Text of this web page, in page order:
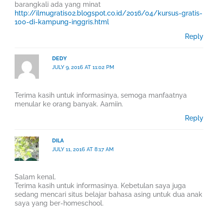
barangkali ada yang minat
http://ilmugratis02.blogspot.co.id/2016/04/kursus-gratis-
100-di-kampung-inggris.html
Reply
DEDY
JULY 9, 2016 AT 11:02 PM
Terima kasih untuk informasinya, semoga manfaatnya
menular ke orang banyak. Aamiin.
Reply
DILA
JULY 11, 2016 AT 8:17 AM
Salam kenal.
Terima kasih untuk informasinya. Kebetulan saya juga
sedang mencari situs belajar bahasa asing untuk dua anak
saya yang ber-homeschool.